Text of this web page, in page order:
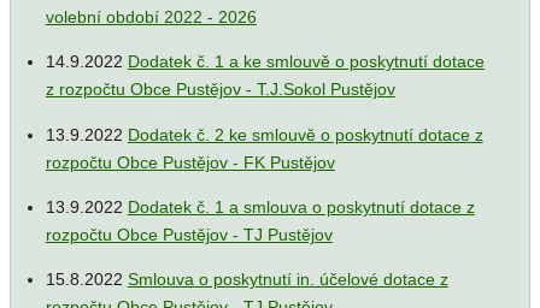
volební období 2022 - 2026
14.9.2022 Dodatek č. 1 a ke smlouvě o poskytnutí dotace
z rozpočtu Obce Pustějov - T.J.Sokol Pustějov
13.9.2022 Dodatek č. 2 ke smlouvě o poskytnutí dotace z
rozpočtu Obce Pustějov - FK Pustějov
13.9.2022 Dodatek č. 1 a smlouva o poskytnutí dotace z
rozpočtu Obce Pustějov - TJ Pustějov
15.8.2022 Smlouva o poskytnutí in. účelové dotace z